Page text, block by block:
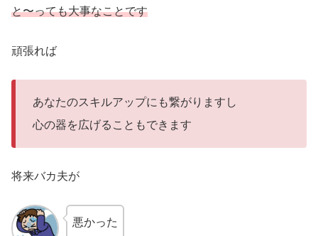
と〜っても大事なことです
頑張れば
あなたのスキルアップにも繋がりますし
心の器を広げることもできます
将来バカ夫が
悪かった